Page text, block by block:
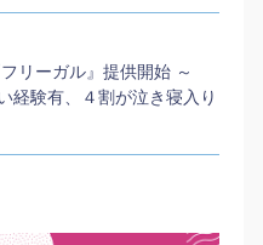
リーガル』提供開始 ～
経験有、４割が泣き寝入り